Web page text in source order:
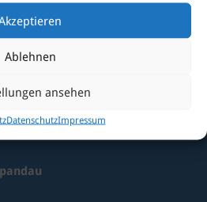
Ablehnen
ansehen
DatenschutzImpressum